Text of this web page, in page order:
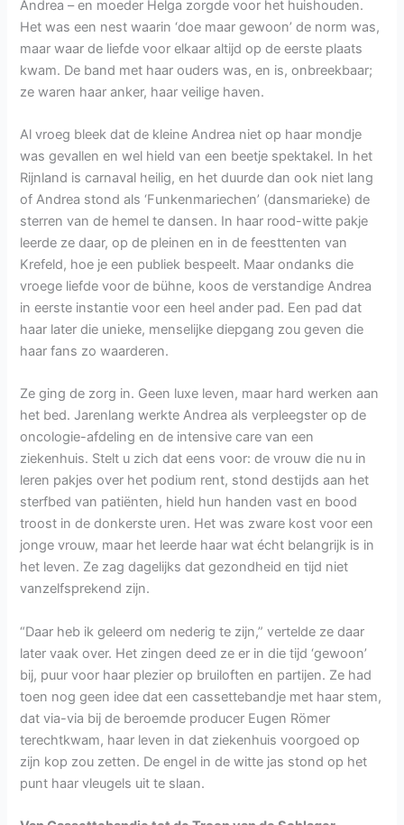
Andrea – en moeder Helga zorgde voor het huishouden.
Het was een nest waarin ‘doe maar gewoon’ de norm was,
maar waar de liefde voor elkaar altijd op de eerste plaats
kwam. De band met haar ouders was, en is, onbreekbaar;
ze waren haar anker, haar veilige haven.
Al vroeg bleek dat de kleine Andrea niet op haar mondje
was gevallen en wel hield van een beetje spektakel. In het
Rijnland is carnaval heilig, en het duurde dan ook niet lang
of Andrea stond als ‘Funkenmariechen’ (dansmarieke) de
sterren van de hemel te dansen. In haar rood-witte pakje
leerde ze daar, op de pleinen en in de feesttenten van
Krefeld, hoe je een publiek bespeelt. Maar ondanks die
vroege liefde voor de bühne, koos de verstandige Andrea
in eerste instantie voor een heel ander pad. Een pad dat
haar later die unieke, menselijke diepgang zou geven die
haar fans zo waarderen.
Ze ging de zorg in. Geen luxe leven, maar hard werken aan
het bed. Jarenlang werkte Andrea als verpleegster op de
oncologie-afdeling en de intensive care van een
ziekenhuis. Stelt u zich dat eens voor: de vrouw die nu in
leren pakjes over het podium rent, stond destijds aan het
sterfbed van patiënten, hield hun handen vast en bood
troost in de donkerste uren. Het was zware kost voor een
jonge vrouw, maar het leerde haar wat écht belangrijk is in
het leven. Ze zag dagelijks dat gezondheid en tijd niet
vanzelfsprekend zijn.
“Daar heb ik geleerd om nederig te zijn,” vertelde ze daar
later vaak over. Het zingen deed ze er in die tijd ‘gewoon’
bij, puur voor haar plezier op bruiloften en partijen. Ze had
toen nog geen idee dat een cassettebandje met haar stem,
dat via-via bij de beroemde producer Eugen Römer
terechtkwam, haar leven in dat ziekenhuis voorgoed op
zijn kop zou zetten. De engel in de witte jas stond op het
punt haar vleugels uit te slaan.